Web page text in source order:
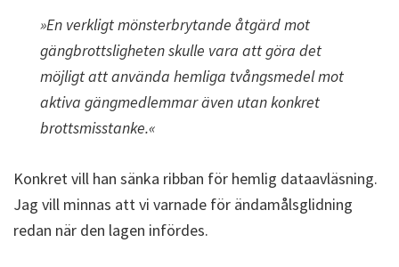
»En verkligt mönsterbrytande åtgärd mot
gängbrottsligheten skulle vara att göra det
möjligt att använda hemliga tvångsmedel mot
aktiva gängmedlemmar även utan konkret
brottsmisstanke.«
Konkret vill han sänka ribban för hemlig dataavläsning.
Jag vill minnas att vi varnade för ändamålsglidning
redan när den lagen infördes.